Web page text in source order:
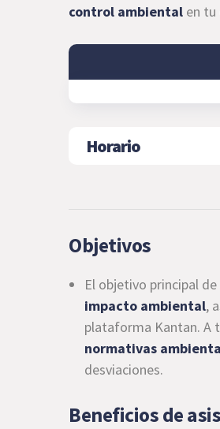
control ambiental en tu
Horario
Objetivos
El objetivo principal
impacto ambiental,
plataforma Kantan. A
normativas
desviaciones.
Beneficios de